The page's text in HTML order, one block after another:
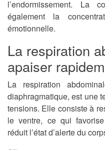
l’endormissement. La
également la
émotionnelle.
La respiration
apaiser
La respiration
diaphragmatique, est une
tensions. Elle consiste à
le ventre, ce qui
réduit l’état d’alerte du